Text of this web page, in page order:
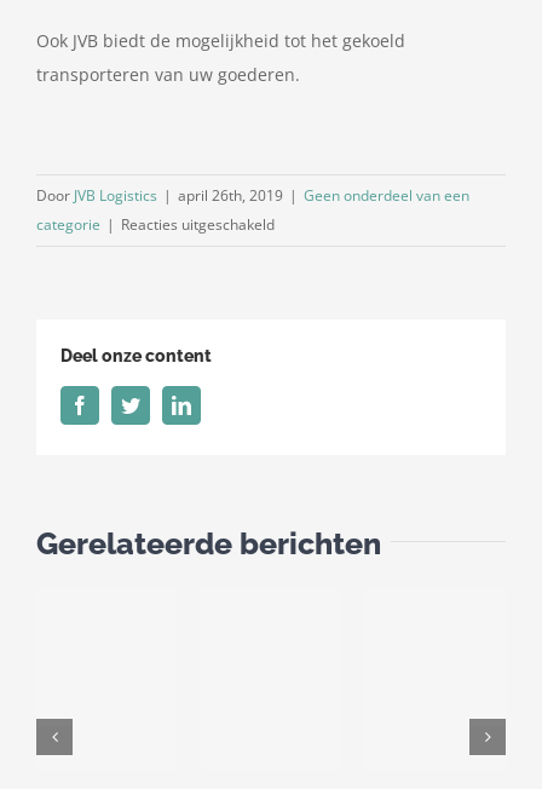
Ook JVB biedt de mogelijkheid tot het gekoeld
transporteren van uw goederen.
Door JVB Logistics | april 26th, 2019 | Geen onderdeel van een
categorie | Reacties uitgeschakeldvoor
Deel onze content
FacebookTwitterLinkedIn
Gerelateerde berichten